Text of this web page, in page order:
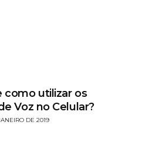
como utilizar os
Voz no Celular?
DE 2019